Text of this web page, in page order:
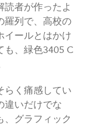
者が作ったよ
羅列で、高校の
イールとはかけ
も、緑色3405 C
らく痛感してい
違いだけでな
、グラフィック